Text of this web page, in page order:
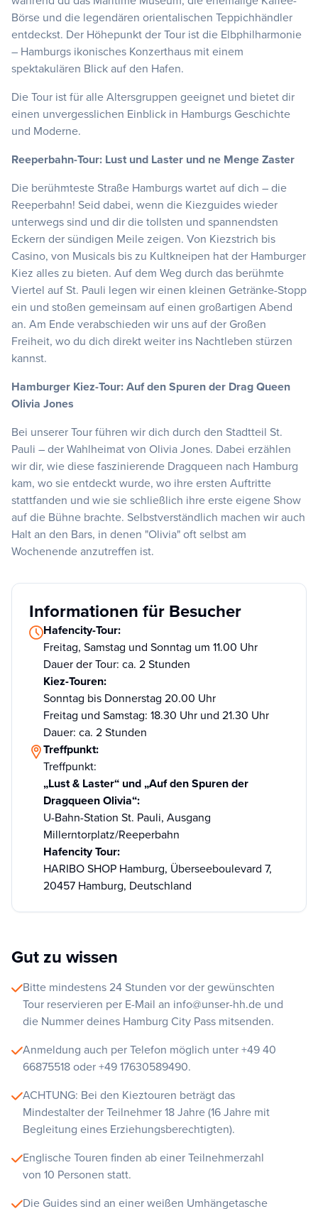
Börse und die legendären orientalischen Teppichhändler
entdeckst. Der Höhepunkt der Tour ist die Elbphilharmonie
– Hamburgs ikonisches Konzerthaus mit einem
spektakulären Blick auf den Hafen.
Die Tour ist für alle Altersgruppen geeignet und bietet dir
einen unvergesslichen Einblick in Hamburgs Geschichte
und Moderne.
Reeperbahn-Tour: Lust und Laster und ne Menge Zaster
Die berühmteste Straße Hamburgs wartet auf dich – die
Reeperbahn! Seid dabei, wenn die Kiezguides wieder
unterwegs sind und dir die tollsten und spannendsten
Eckern der sündigen Meile zeigen. Von Kiezstrich bis
Casino, von Musicals bis zu Kultkneipen hat der Hamburger
Kiez alles zu bieten. Auf dem Weg durch das berühmte
Viertel auf St. Pauli legen wir einen kleinen Getränke-Stopp
ein und stoßen gemeinsam auf einen großartigen Abend
an. Am Ende verabschieden wir uns auf der Großen
Freiheit, wo du dich direkt weiter ins Nachtleben stürzen
kannst.
Hamburger Kiez-Tour: Auf den Spuren der Drag Queen
Olivia Jones
Bei unserer Tour führen wir dich durch den Stadtteil St.
Pauli – der Wahlheimat von Olivia Jones. Dabei erzählen
wir dir, wie diese faszinierende Dragqueen nach Hamburg
kam, wo sie entdeckt wurde, wo ihre ersten Auftritte
stattfanden und wie sie schließlich ihre erste eigene Show
auf die Bühne brachte. Selbstverständlich machen wir auch
Halt an den Bars, in denen "Olivia" oft selbst am
Wochenende anzutreffen ist.
Informationen für Besucher
Hafencity-Tour:
Freitag, Samstag und Sonntag um 11.00 Uhr
Dauer der Tour: ca. 2 Stunden
Kiez-Touren:
Sonntag bis Donnerstag 20.00 Uhr
Freitag und Samstag: 18.30 Uhr und 21.30 Uhr
Dauer: ca. 2 Stunden
Treffpunkt:
Treffpunkt:
„Lust & Laster“ und „Auf den Spuren der
Dragqueen Olivia“:
U-Bahn-Station St. Pauli, Ausgang
Millerntorplatz/Reeperbahn
Hafencity Tour:
HARIBO SHOP Hamburg, Überseeboulevard 7,
20457 Hamburg, Deutschland
Gut zu wissen
Bitte mindestens 24 Stunden vor der gewünschten
Tour reservieren per E-Mail an info@unser-hh.de und
die Nummer deines Hamburg City Pass mitsenden.
Anmeldung auch per Telefon möglich unter +49 40
66875518 oder +49 17630589490.
ACHTUNG: Bei den Kieztouren beträgt das
Mindestalter der Teilnehmer 18 Jahre (16 Jahre mit
Begleitung eines Erziehungsberechtigten).
Englische Touren finden ab einer Teilnehmerzahl
von 10 Personen statt.
Die Guides sind an einer weißen Umhängetasche